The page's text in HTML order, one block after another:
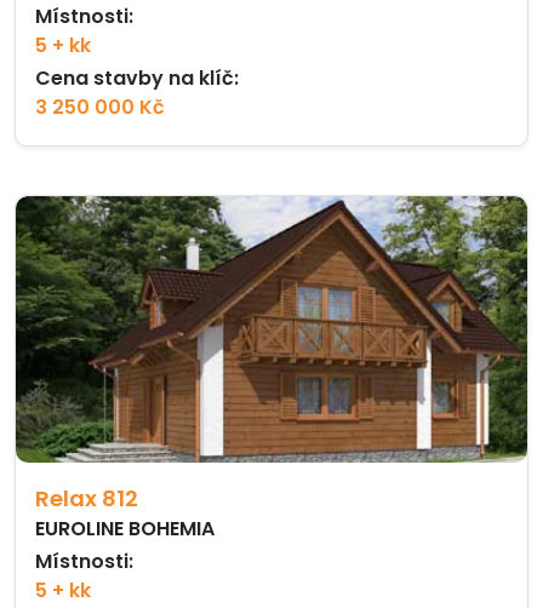
Místnosti:
5 + kk
Cena stavby na klíč:
3 250 000 Kč
Relax 812
EUROLINE BOHEMIA
Místnosti:
5 + kk